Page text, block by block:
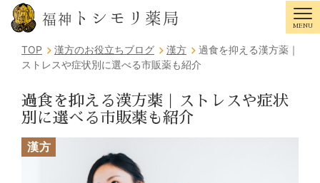
福神 トシモリ薬局 MENU
TOP
漢方のお役立ちブログ 漢方
過食を抑える漢方薬｜
ストレスや症状別に選べる市販薬も紹介
過食を抑える漢方薬｜ストレスや症状
別に選べる市販薬も紹介
漢方